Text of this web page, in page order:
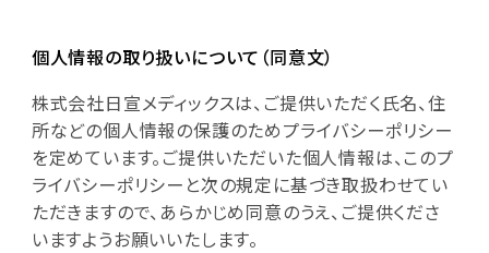
個人情報の取り扱いについて（同意文）
株式会社日宣メディックスは、ご提供いただく氏名、住
所などの個人情報の保護のためプライバシーポリシー
を定めています。ご提供いただいた個人情報は、このプ
ライバシーポリシーと次の規定に基づき取扱わせてい
ただきますので、あらかじめ同意のうえ、ご提供くださ
いますようお願いいたします。